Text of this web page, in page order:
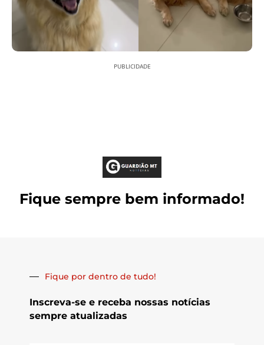
PUBLICIDADE
Fique sempre bem informado!
Fique por dentro de tudo!
Inscreva-se e receba nossas notícias
sempre atualizadas